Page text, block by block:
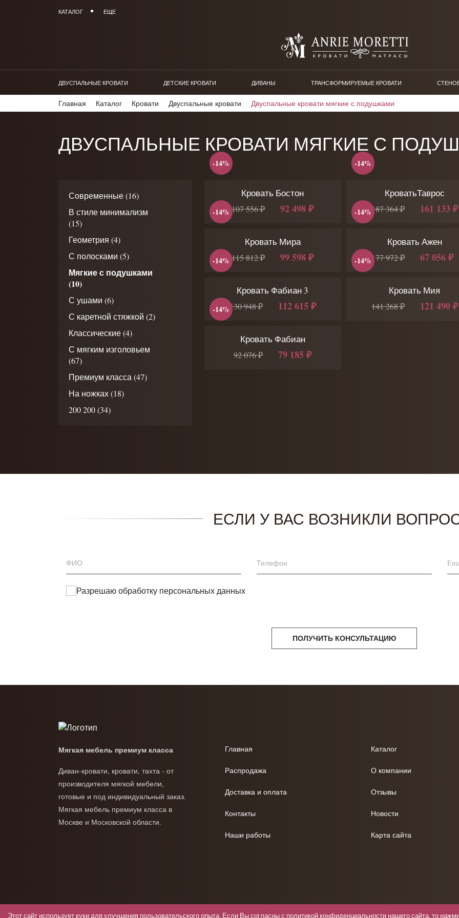
КАТАЛОГ ЕЩЕ
ДВУСПАЛЬНЫЕ КРОВАТИ ДЕТСКИЕ КРОВАТИ ДИВАНЫ ТРАНСФОРМИРУЕМЫЕ КРОВАТИ
Главная Каталог Кровати Двуспальные кровати Двуспальные кровати мягкие с подушками
ДВУСПАЛЬНЫЕ КРОВАТИ МЯГКИЕ С
Современные (16)
В стиле минимализм
(15)
Геометрия (4)
С полосками (5)
Мягкие с подушками
(10)
С ушами (6)
С каретной стяжкой (2)
Классические (4)
С мягким изголовьем
(67)
Премиум класса (47)
На ножках (18)
200 200 (34)
-14%
Кровать Бостон
107 556 ₽ 92 498 ₽
-14%
КроватьТаврос
187 364 ₽ 161 133 ₽
-14%
Кровать Мира
115 812 ₽ 99 598 ₽
-14%
Кровать Ажен
77 972 ₽ 67 056 ₽
-14%
Кровать Фабиан 3
130 948 ₽ 112 615 ₽
-14%
Кровать Мия
141 268 ₽ 121 490 ₽
-14%
Кровать Фабиан
92 076 ₽ 79 185 ₽
ЕСЛИ У ВАС ВОЗНИКЛИ
Разрешаю обработку персональных данных
ПОЛУЧИТЬ КОНСУЛЬТАЦИЮ
Мягкая мебель премиум класса
Диван-кровати, кровати, тахта - от
производителя мягкой мебели,
готовые и под индивидуальный заказ.
Мягкая мебель премиум класса в
Москве и Московской области.
Главная
Распродажа
Доставка и оплата
Контакты
Наши работы
Каталог
О компании
Отзывы
Новости
Карта сайта
Этот сайт использует куки для улучшения пользовательского опыта. Если Вы согласны с политикой конфиденциальности нашего сайта, то